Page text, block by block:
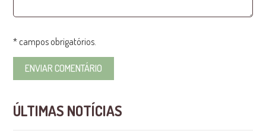
* campos obrigatórios.
ÚLTIMAS NOTÍCIAS